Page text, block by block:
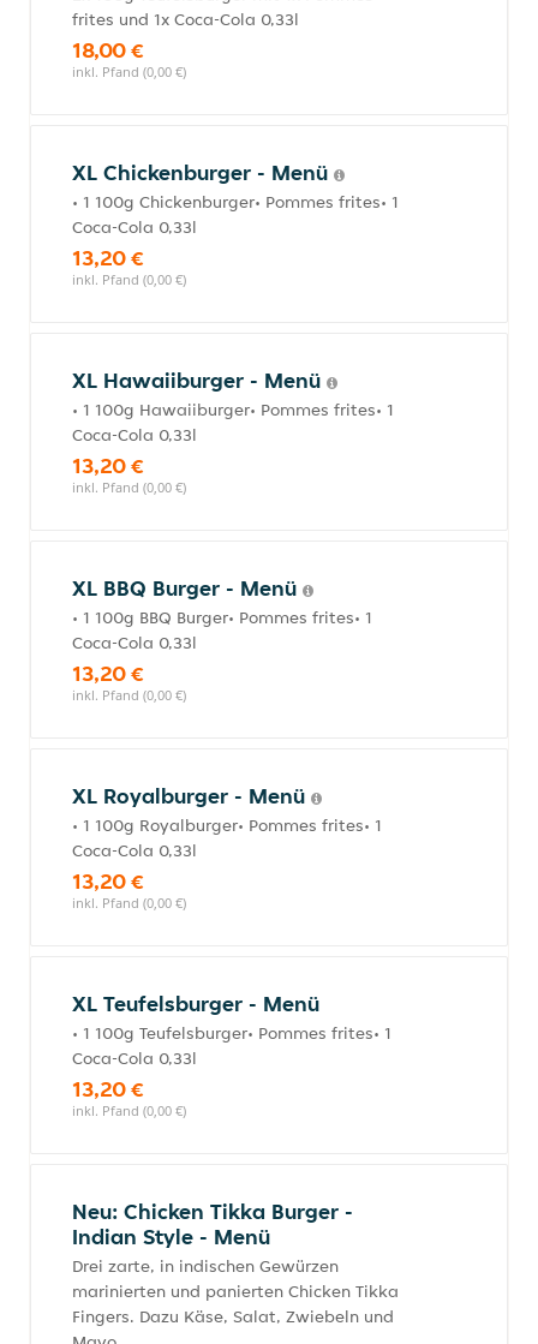
frites und 1x Coca-Cola 0,33l
18,00 €
inkl. Pfand (0,00 €)
XL Chickenburger - Menü
• 1 100g Chickenburger• Pommes frites• 1
Coca-Cola 0,33l
13,20 €
inkl. Pfand (0,00 €)
XL Hawaiiburger - Menü
• 1 100g Hawaiiburger• Pommes frites• 1
Coca-Cola 0,33l
13,20 €
inkl. Pfand (0,00 €)
XL BBQ Burger - Menü
• 1 100g BBQ Burger• Pommes frites• 1
Coca-Cola 0,33l
13,20 €
inkl. Pfand (0,00 €)
XL Royalburger - Menü
• 1 100g Royalburger• Pommes frites• 1
Coca-Cola 0,33l
13,20 €
inkl. Pfand (0,00 €)
XL Teufelsburger - Menü
• 1 100g Teufelsburger• Pommes frites• 1
Coca-Cola 0,33l
13,20 €
inkl. Pfand (0,00 €)
Neu: Chicken Tikka Burger -
Indian Style - Menü
Drei zarte, in indischen Gewürzen
marinierten und panierten Chicken Tikka
Fingers. Dazu Käse, Salat, Zwiebeln und